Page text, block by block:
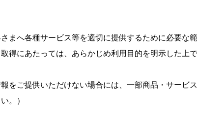
まへ各種サービス等を適切に提供するために必要な
得にあたっては、あらかじめ利用目的を明示した上
報をご提供いただけない場合には、一部商品・サービ
。）